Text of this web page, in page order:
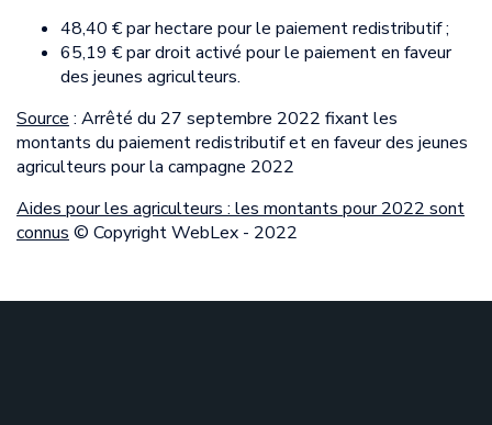
48,40 € par hectare pour le paiement redistributif ;
65,19 € par droit activé pour le paiement en faveur
des jeunes agriculteurs.
Source : Arrêté du 27 septembre 2022 fixant les
montants du paiement redistributif et en faveur des jeunes
agriculteurs pour la campagne 2022
Aides pour les agriculteurs : les montants pour 2022 sont
connus © Copyright WebLex - 2022